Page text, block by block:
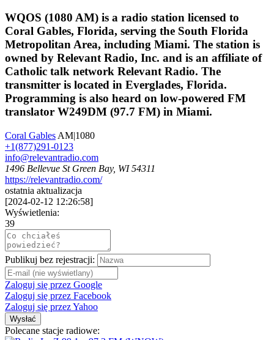
WQOS (1080 AM) is a radio station licensed to
Coral Gables, Florida, serving the South Florida
Metropolitan Area, including Miami. The station is
owned by Relevant Radio, Inc. and is an affiliate of
Catholic talk network Relevant Radio. The
transmitter is located in Everglades, Florida.
Programming is also heard on low-powered FM
translator W249DM (97.7 FM) in Miami.
Coral Gables AM|1080
+1(877)291-0123
info@relevantradio.com
1496 Bellevue St Green Bay, WI 54311
https://relevantradio.com/
ostatnia aktualizacja
[2024-02-12 12:26:58]
Wyświetlenia:
39
Publikuj bez rejestracji:
Zaloguj się przez Google
Zaloguj się przez Facebook
Zaloguj się przez Yahoo
Wysłać
Polecane stacje radiowe: